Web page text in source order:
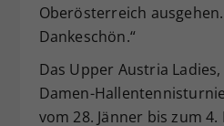
Oberösterreich
Dankeschön.“
Das Upper Austria
Damen-
vom 28. Jänner bis zum